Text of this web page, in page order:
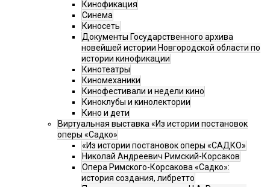
Кинофикация
Синема
Киносеть
Документы Государственного архива
новейшей истории Новгородской области по
истории кинофикации
Кинотеатры
Киномеханики
Кинофестивали и недели кино
Киноклубы и кинолектории
Кино и дети
Виртуальная выставка «Из истории постановок
оперы «Садко»
«Из истории постановок оперы «САДКО»
Николай Андреевич Римский-Корсаков
Опера Римского-Корсакова «Садко»:
история создания, либретто